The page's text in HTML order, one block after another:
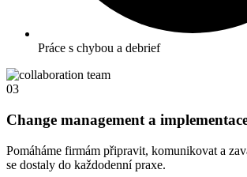
Práce s chybou a debrief
03
Change management a
Pomáháme firmám připravit, komunikovat a
se dostaly do každodenní praxe.